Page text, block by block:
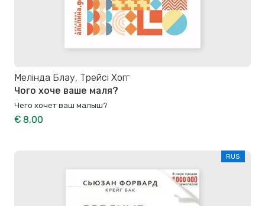
Мелінда Блау, Трейсі Хогг
Чого хоче ваше маля?
Чего хочет ваш малыш?
€ 8,00
RUS